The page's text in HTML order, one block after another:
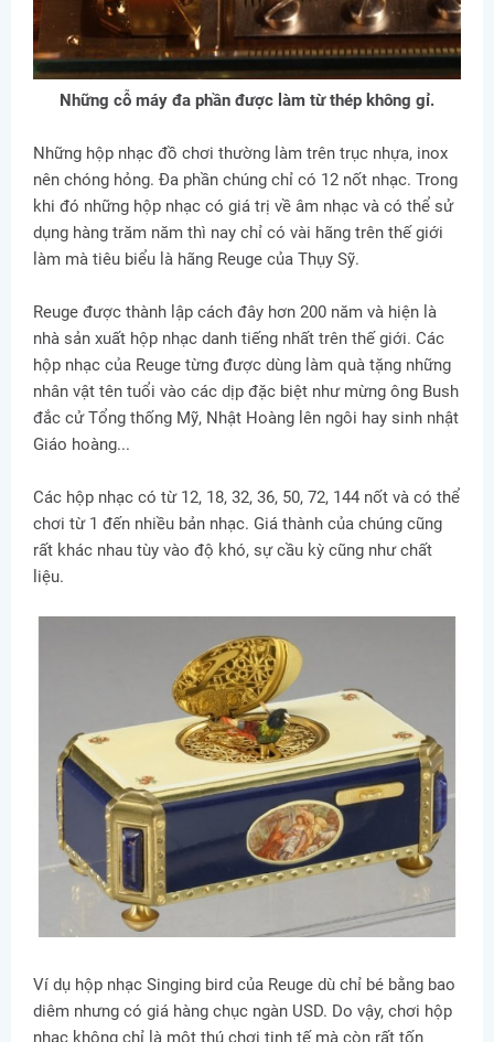
Những cỗ máy đa phần được làm từ thép không gỉ.
Những hộp nhạc đồ chơi thường làm trên trục nhựa, inox
nên chóng hỏng. Đa phần chúng chỉ có 12 nốt nhạc. Trong
khi đó những hộp nhạc có giá trị về âm nhạc và có thể sử
dụng hàng trăm năm thì nay chỉ có vài hãng trên thế giới
làm mà tiêu biểu là hãng Reuge của Thụy Sỹ.
Reuge được thành lập cách đây hơn 200 năm và hiện là
nhà sản xuất hộp nhạc danh tiếng nhất trên thế giới. Các
hộp nhạc của Reuge từng được dùng làm quà tặng những
nhân vật tên tuổi vào các dịp đặc biệt như mừng ông Bush
đắc cử Tổng thống Mỹ, Nhật Hoàng lên ngôi hay sinh nhật
Giáo hoàng...
Các hộp nhạc có từ 12, 18, 32, 36, 50, 72, 144 nốt và có thể
chơi từ 1 đến nhiều bản nhạc. Giá thành của chúng cũng
rất khác nhau tùy vào độ khó, sự cầu kỳ cũng như chất
liệu.
Ví dụ hộp nhạc Singing bird của Reuge dù chỉ bé bằng bao
diêm nhưng có giá hàng chục ngàn USD. Do vậy, chơi hộp
nhạc không chỉ là một thú chơi tinh tế mà còn rất tốn